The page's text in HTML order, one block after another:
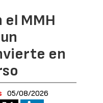
el MMH
en
05/08/2026